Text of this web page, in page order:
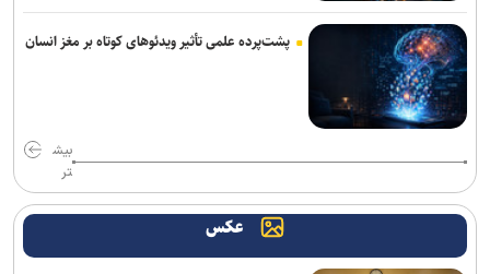
پشت‌پرده علمی تأثیر ویدئو‌های کوتاه بر مغز انسان
بیش
تر
عکس